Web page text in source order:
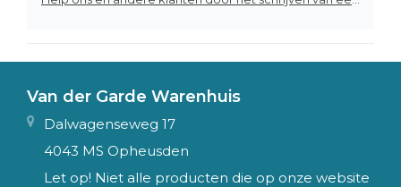
Van der Garde Warenhuis
Dalwagenseweg 17
4043 MS Opheusden
Let op! Niet alle producten die op onze website